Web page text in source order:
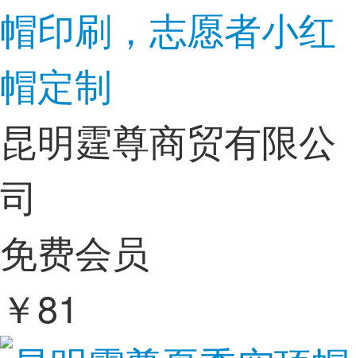
帽印刷，志愿者小红
帽定制
昆明霆尊商贸有限公
司
免费会员
￥81